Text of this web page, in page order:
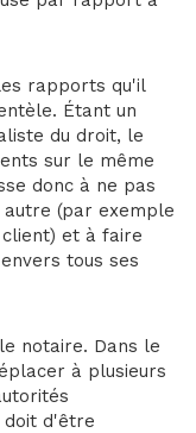
rapports qu'il
Étant un
du droit, le
sur le même
donc à ne pas
(par exemple
client) et à faire
tous ses
notaire. Dans le
à plusieurs
doit d'être